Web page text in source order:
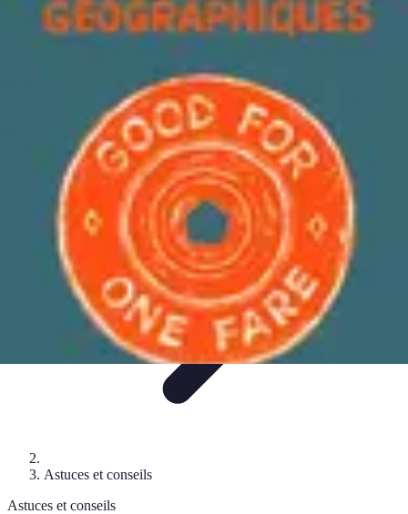
Atlas Géographique
TendancesPerception et UtilisationGuide d'achatÉducation et
Atlas Géographique
Astuces et conseils
Astuces et conseils